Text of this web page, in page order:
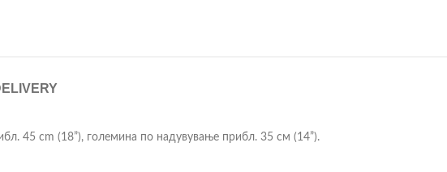
45 cm (18”), големина по надувување прибл. 35 см (14”).